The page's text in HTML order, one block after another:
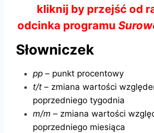
kliknij by przejść od
odcinka programu
Słowniczek
pp – punkt procentowy
t/t – zmiana wartości
poprzedniego tygodnia
m/m – zmiana wartości
poprzedniego miesiąca